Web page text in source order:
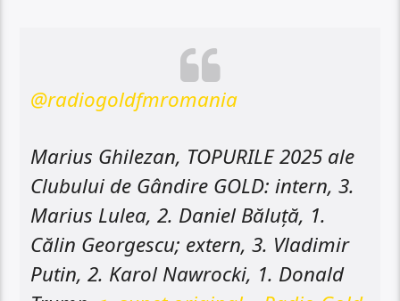
@radiogoldfmromania
Marius Ghilezan, TOPURILE 2025 ale
Clubului de Gândire GOLD: intern, 3.
Marius Lulea, 2. Daniel Băluță, 1.
Călin Georgescu; extern, 3. Vladimir
Putin, 2. Karol Nawrocki, 1. Donald